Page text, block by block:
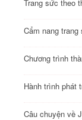
Trang sức theo
Cẩm nang trang
Chương trình
Hành trình phát
Câu chuyện về